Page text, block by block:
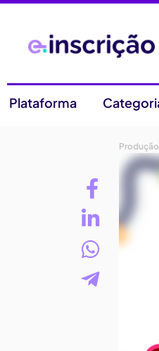
Plataforma